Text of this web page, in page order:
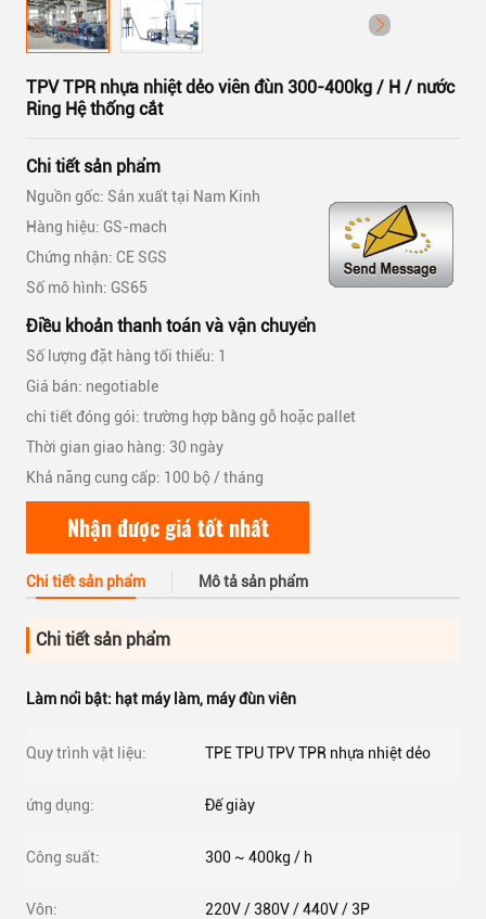
TPV TPR nhựa nhiệt dẻo viên đùn 300-400kg / H / nước
Ring Hệ thống cắt
Chi tiết sản phẩm
Nguồn gốc: Sản xuất tại Nam Kinh
Hàng hiệu: GS-mach
Chứng nhận: CE SGS
Số mô hình: GS65
Điều khoản thanh toán và vận chuyển
Số lượng đặt hàng tối thiểu: 1
Giá bán: negotiable
chi tiết đóng gói: trường hợp bằng gỗ hoặc pallet
Thời gian giao hàng: 30 ngày
Khả năng cung cấp: 100 bộ / tháng
Nhận được giá tốt nhất
Chi tiết sản phẩm Mô tả sản phẩm
Chi tiết sản phẩm
Làm nổi bật: hạt máy làm, máy đùn viên
Quy trình vật liệu: TPE TPU TPV TPR nhựa nhiệt dẻo
ứng dụng: Đế giày
Công suất: 300 ~ 400kg / h
Vôn: 220V / 380V / 440V / 3P